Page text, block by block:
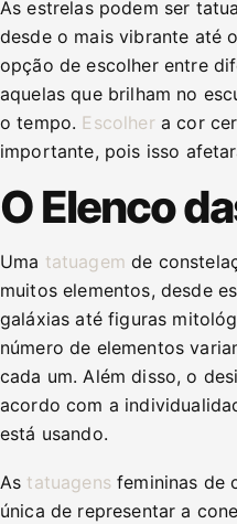
As estrelas podem ser
desde o mais vibrante até
opção de escolher entre
aquelas que brilham no
o tempo. Escolhera cor
importante, pois isso
O Elenco
Uma tatuagem de
muitos elementos, desde
galáxias até figuras
número de elementos
cada um. Além disso, o
acordo com a
está usando.
As tatuagensfemininas de
única de representar a